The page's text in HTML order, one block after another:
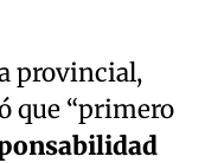
provincial,
que “primero